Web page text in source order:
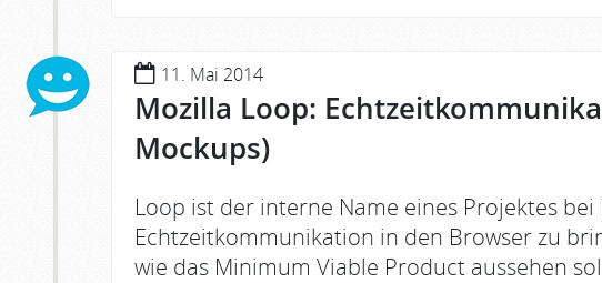
11. Mai 2014
Mozilla Loop:
Mockups)
Loop ist der interne Name eines Projektes bei
Echtzeitkommunikation in den Browser zu
wie das Minimum Viable Product aussehen